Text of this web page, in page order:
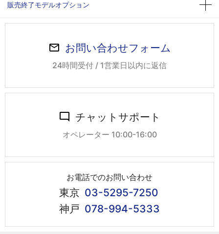
販売終了モデルオプション
お問い合わせフォーム
24時間受付 / 1営業日以内に返信
チャットサポート
オペレーター 10:00-16:00
お電話でのお問い合わせ
東京 03-5295-7250
神戸 078-994-5333